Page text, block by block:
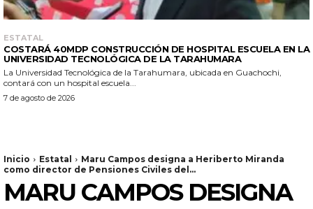
ESTATAL
COSTARÁ 40MDP CONSTRUCCIÓN DE HOSPITAL ESCUELA EN LA
UNIVERSIDAD TECNOLÓGICA DE LA TARAHUMARA
La Universidad Tecnológica de la Tarahumara, ubicada en Guachochi,
contará con un hospital escuela...
7 de agosto de 2026